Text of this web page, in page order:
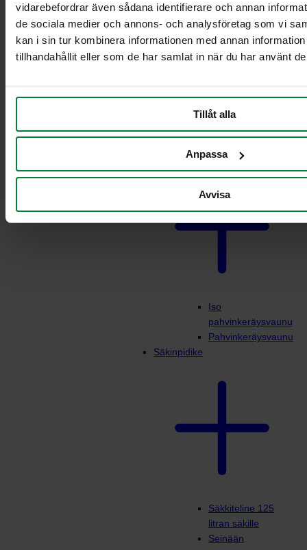
vidarebefordrar även sådana identifierare och annan
de sociala medier och annons- och analysföretag som vi
kan i sin tur kombinera informationen med annan
tillhandahållit eller som de har samlat in när du har använt
Tillåt alla
Anpassa
Avvisa
60L
Vaunut säiliöille 2 x
90 L
Vaunut säiliöille
Vaunut säiliöille 60
Vaunut säiliöille 90
L
Pahvinkeräysvaunu
Iso
pahvinkeräysvaunu
Pahvinkeräysvaunu
Säkinpidike
Säkkiteline 125
litran säkille
Seinään